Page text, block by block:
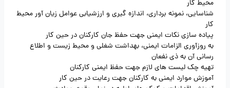
محیط کار
شناسایی، نمونه برداری، اندازه گیری و ارزشیابی عوامل زیان آور محیط
کار
پیاده سازی نکات ایمنی جهت حفظ جان کارکنان در حین کار
به روزآوری الزامات ایمنی، بهداشت شغلی و محیط زیست و اطلاع
رسانی آن به ذی نفعان
تهیه چک لیست های لازم جهت حفظ ایمنی کارکنان
آموزش موارد ایمنی به کارکنان جهت رعایت در حین کار